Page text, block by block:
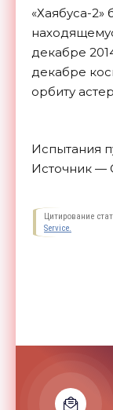
«Хаябуса-
декабре
декабре
орбиту
Испытания
Источник —
Цитирование
Service.